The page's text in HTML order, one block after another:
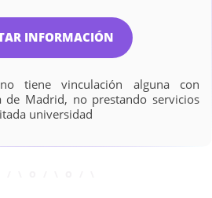
INFORMACIÓN
tiene vinculación alguna con
de Madrid, no prestando servicios
universidad